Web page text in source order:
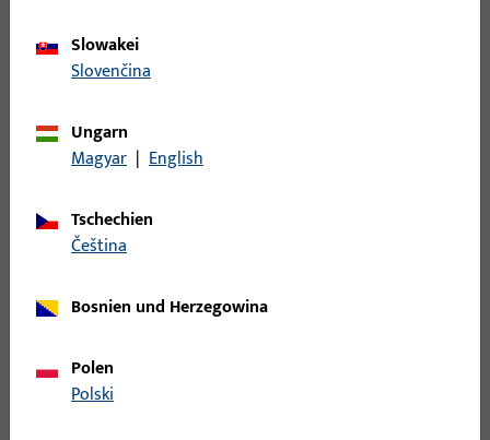
Rastplatte
Rauch- und Wärmeabzug und Lüftungssysteme
Scherenlager
Schließblech
Schließleiste
Schnäpper
Schwinglager
Sichtschutz - Verdunkelung
Slowakei
Slovenčina
Ungarn
Magyar | English
Tschechien
čeština
Bosnien und Herzegowina
Polen
Polski